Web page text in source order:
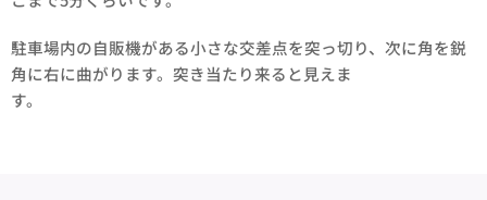
駐車場内の自販機がある小さな交差点を突っ切り、次に角を鋭
角に右に曲がります。突き当たり来ると見えま
す。